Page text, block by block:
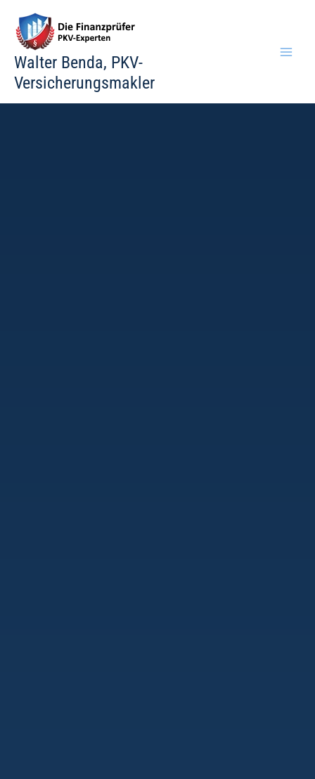
Inhalt
springen
Walter Benda, PKV-
Versicherungsmakler